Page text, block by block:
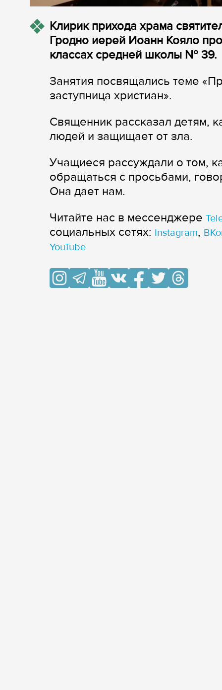
Клирик прихода храма
Гродно иерей Иоанн Кояло
классах средней школы № 39.
Занятия посвящались теме
заступница христиан».
Священник рассказал детям,
людей и защищает от зла.
Учащиеся рассуждали о том,
обращаться с просьбами,
Она дает нам.
Читайте нас в мессенджере
cоциальных сетях: Instagram,
YouTube